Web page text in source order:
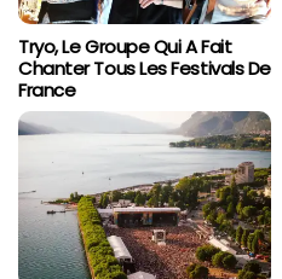
Tryo, Le Groupe Qui A Fait
Chanter Tous Les Festivals De
France